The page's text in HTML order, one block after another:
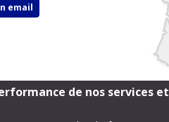
email
de nos services et